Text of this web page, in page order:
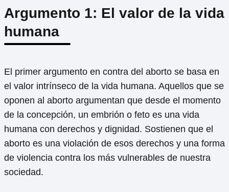
Argumento 1: El valor de la vida
humana
El primer argumento en contra del aborto se basa en
el valor intrínseco de la vida humana. Aquellos que se
oponen al aborto argumentan que desde el momento
de la concepción, un embrión o feto es una vida
humana con derechos y dignidad. Sostienen que el
aborto es una violación de esos derechos y una forma
de violencia contra los más vulnerables de nuestra
sociedad.